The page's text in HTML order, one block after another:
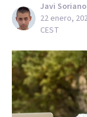
Javi Soriano
22 enero,
CEST